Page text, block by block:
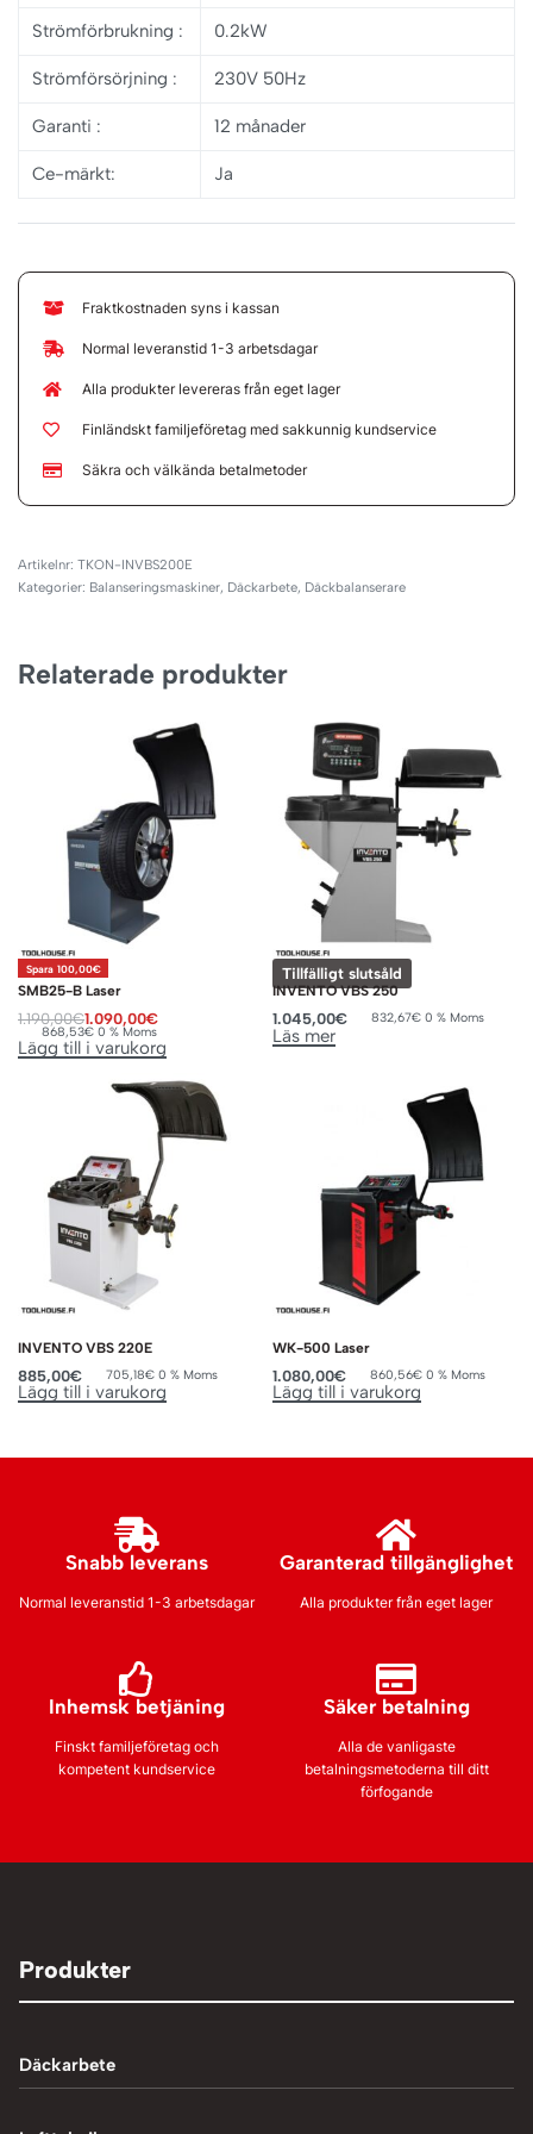
Strömförbrukning : 0.2kW
Strömförsörjning : 230V 50Hz
Garanti : 12 månader
Ce-märkt: Ja
Fraktkostnaden syns i kassan
Normal leveranstid 1-3 arbetsdagar
Alla produkter levereras från eget lager
Finländskt familjeföretag med sakkunnig kundservice
Säkra och välkända betalmetoder
TKON-INVBS200E
Kategorier: Balanseringsmaskiner, Däckarbete, Däckbalanserare
Relaterade produkter
Spara 100,00€
SMB25-B Laser
1.190,00€1.090,00€
868,53€ 0 % Moms
Lägg till i varukorg
Tillfälligt slutsåld
INVENTO VBS 250
1.045,00€ 832,67€ 0 % Moms
Läs mer
INVENTO VBS 220E
885,00€ 705,18€ 0 % Moms
Lägg till i varukorg
WK-500 Laser
1.080,00€ 860,56€ 0 % Moms
Lägg till i varukorg
Snabb leverans
Normal leveranstid 1-3 arbetsdagar
Garanterad tillgänglighet
Alla produkter från eget lager
Inhemsk betjäning
Finskt familjeföretag och
kompetent kundservice
Säker betalning
Alla de vanligaste
betalningsmetoderna till ditt
förfogande
Produkter
Däckarbete